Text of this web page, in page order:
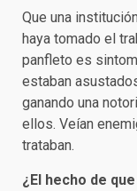
Que una
haya tomado el
panfleto es
estaban
ganando una
ellos. Veían
trataban.
¿El hecho de